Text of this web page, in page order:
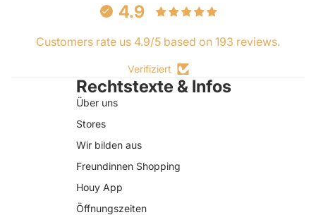
4.9
Customers rate us 4.9/5 based on 193 reviews.
Verifiziert
Rechtstexte & Infos
Über uns
Stores
Wir bilden aus
Freundinnen Shopping
Houy App
Öffnungszeiten